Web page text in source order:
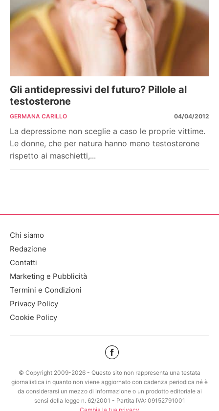
Gli antidepressivi del futuro? Pillole al
testosterone
GERMANA CARILLO 04/04/2012
La depressione non sceglie a caso le proprie vittime.
Le donne, che per natura hanno meno testosterone
rispetto ai maschietti,...
Chi siamo
Redazione
Contatti
Marketing e Pubblicità
Termini e Condizioni
Privacy Policy
Cookie Policy
© Copyright 2009-2026 - Questo sito non rappresenta una testata
giornalistica in quanto non viene aggiornato con cadenza periodica né è
da considerarsi un mezzo di informazione o un prodotto editoriale ai
sensi della legge n. 62/2001 - Partita IVA: 09152791001